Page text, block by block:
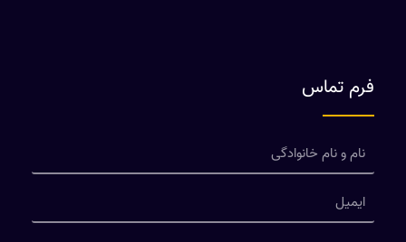
فرم تماس